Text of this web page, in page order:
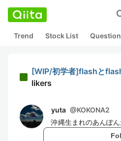
Trend Stock List Question
[WIP/初学者]flashと
likers
yuta @KOKONA2
沖縄生まれのあんぽん